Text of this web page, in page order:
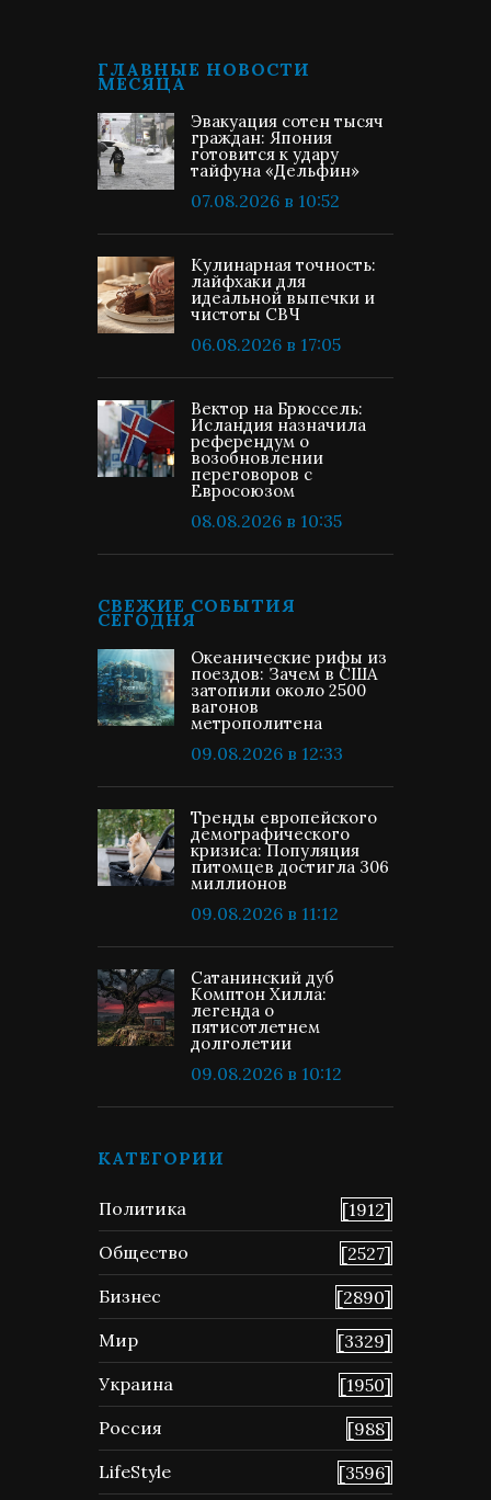
ГЛАВНЫЕ НОВОСТИ
МЕСЯЦА
Эвакуация сотен тысяч
граждан: Япония
готовится к удару
тайфуна «Дельфин»
07.08.2026 в 10:52
Кулинарная точность:
лайфхаки для
идеальной выпечки и
чистоты СВЧ
06.08.2026 в 17:05
Вектор на Брюссель:
Исландия назначила
референдум о
возобновлении
переговоров с
Евросоюзом
08.08.2026 в 10:35
СВЕЖИЕ СОБЫТИЯ
СЕГОДНЯ
Океанические рифы из
поездов: Зачем в США
затопили около 2500
вагонов
метрополитена
09.08.2026 в 12:33
Тренды европейского
демографического
кризиса: Популяция
питомцев достигла 306
миллионов
09.08.2026 в 11:12
Сатанинский дуб
Комптон Хилла:
легенда о
пятисотлетнем
долголетии
09.08.2026 в 10:12
КАТЕГОРИИ
Политика
[1912]
Общество
[2527]
Бизнес
[2890]
Мир
[3329]
Украина
[1950]
Россия
[988]
LifeStyle
[3596]